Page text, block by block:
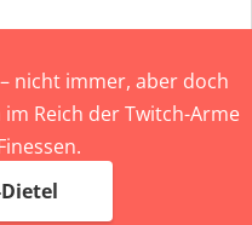
nicht immer, aber doch
Reich der Twitch-Arme